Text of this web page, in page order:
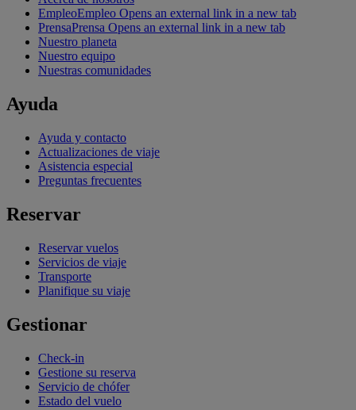
EmpleoEmpleo Opens an external link in a new tab
PrensaPrensa Opens an external link in a new tab
Nuestro planeta
Nuestro equipo
Nuestras comunidades
Ayuda
Ayuda y contacto
Actualizaciones de viaje
Asistencia especial
Preguntas frecuentes
Reservar
Reservar vuelos
Servicios de viaje
Transporte
Planifique su viaje
Gestionar
Check-in
Gestione su reserva
Servicio de chófer
Estado del vuelo